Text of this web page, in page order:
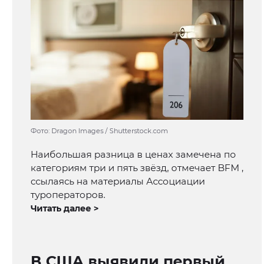
Фото: Dragon Images / Shutterstock.com
Наибольшая разница в ценах замечена по
категориям три и пять звёзд, отмечает BFM ,
ссылаясь на материалы Ассоциации
туроператоров.
Читать далее >